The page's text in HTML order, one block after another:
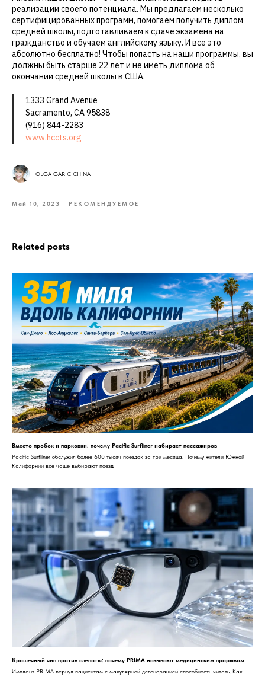
реализации своего потенциала. Мы предлагаем несколько
сертифицированных программ, помогаем получить диплом
средней школы, подготавливаем к сдаче экзамена на
гражданство и обучаем английскому языку. И все это
абсолютно бесплатно! Чтобы попасть на наши программы, вы
должны быть старше 22 лет и не иметь диплома об
окончании средней школы в США.
1333 Grand Avenue
Sacramento, CA 95838
(916) 844-2283
www.hccts.org
OLGA GARICICHINA
Май 10, 2023 РЕКОМЕНДУЕМОЕ
Related posts
Вместо пробок и парковки: почему Pacific Surfliner набирает пассажиров
Pacific Surfliner обслужил более 600 тысяч поездок за три месяца. Почему жители Южной
Калифорнии все чаще выбирают поезд
Крошечный чип против слепоты: почему PRIMA называют медицинским прорывом
Имплант PRIMA вернул пациентам с макулярной дегенерацией способность читать. Как